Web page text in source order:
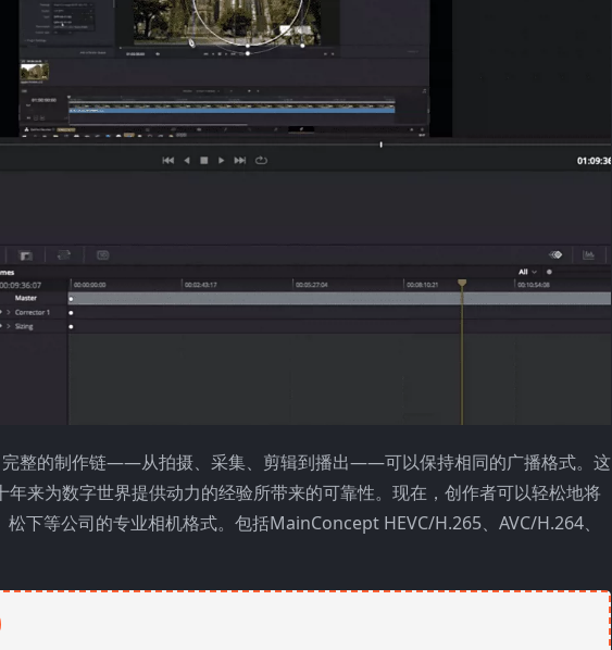
整的制作链——从拍摄、采集、剪辑到播出——可以保持相同的广播格式。这
来为数字世界提供动力的经验所带来的可靠性。现在，创作者可以轻松地将
下等公司的专业相机格式。包括MainConcept HEVC/H.265、AVC/H.264、